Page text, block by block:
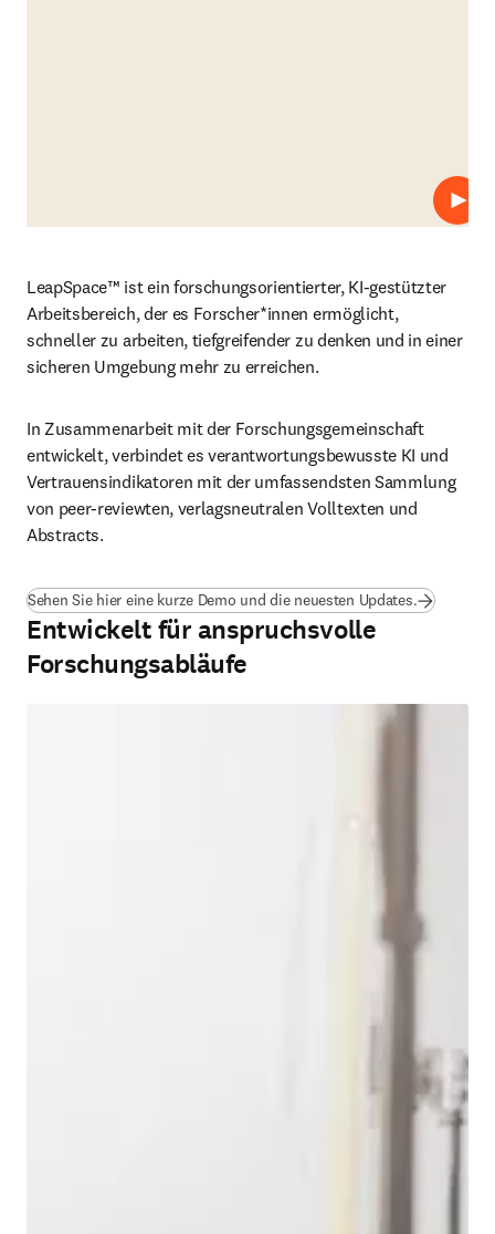
LeapSpace™ ist ein forschungsorientierter, KI-gestützter
Arbeitsbereich, der es Forscher*innen ermöglicht,
schneller zu arbeiten, tiefgreifender zu denken und in einer
sicheren Umgebung mehr zu erreichen.
In Zusammenarbeit mit der Forschungsgemeinschaft
entwickelt, verbindet es verantwortungsbewusste KI und
Vertrauensindikatoren mit der umfassendsten Sammlung
von peer-reviewten, verlagsneutralen Volltexten und
Abstracts.
Sehen Sie hier eine kurze Demo und die neuesten Updates.
Entwickelt für anspruchsvolle
Forschungsabläufe